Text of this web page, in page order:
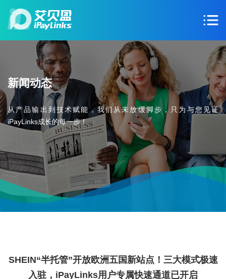
新闻动态
从产品输出到技术赋能，我们从未放缓脚步，只为与您见证
iPayLinks成长的每一步！
SHEIN“半托管”开放欧洲五国新站点！三大模式极速
入驻，iPayLinks用户专属快速通道已开启